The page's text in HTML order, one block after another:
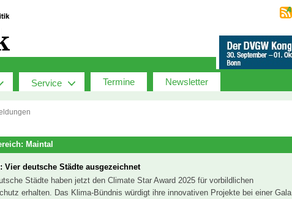
Service Termine Newsletter
Maintal
Vier deutsche Städte ausgezeichnet
Städte haben jetzt den Climate Star Award 2025 für vorbildlichen
erhalten. Das Klima-Bündnis würdigt ihre innovativen Projekte bei einer Gala